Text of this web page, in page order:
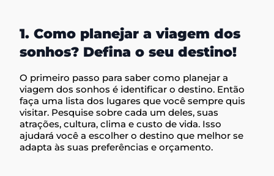
1. Como planejar a viagem dos
sonhos? Defina o seu destino!
O primeiro passo para saber como planejar a
viagem dos sonhos é identificar o destino. Então
faça uma lista dos lugares que você sempre quis
visitar. Pesquise sobre cada um deles, suas
atrações, cultura, clima e custo de vida. Isso
ajudará você a escolher o destino que melhor se
adapta às suas preferências e orçamento.